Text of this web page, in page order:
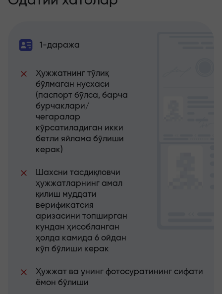
1-даража
Ҳужжатнинг тўлиқ
бўлмаган нусхаси
(паспорт бўлса, барча
бурчаклари/
чегаралар
кўрсатиладиган икки
бетли яйлама бўлиши
керак)
Шахсни тасдиқловчи
ҳужжатларнинг амал
қилиш муддати
верификатсия
аризасини топширган
кундан ҳисобланган
ҳолда камида 6 ойдан
кўп бўлиши керак
Ҳужжат ва унинг фотосуратининг сифати
ёмон бўлиши